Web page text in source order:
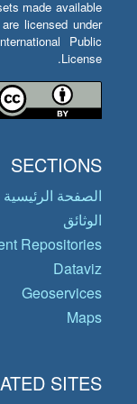
made available
licensed under
Public
License.
SECTIONS
الصفحة الرئيسية
الوثائق
Repositories
Dataviz
Geoservices
Maps
SITES